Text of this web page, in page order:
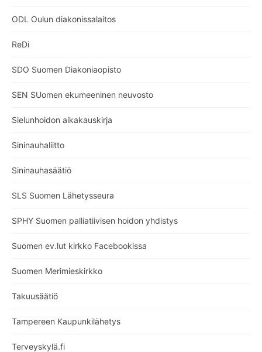
ODL Oulun diakonissalaitos
ReDi
SDO Suomen Diakoniaopisto
SEN SUomen ekumeeninen neuvosto
Sielunhoidon aikakauskirja
Sininauhaliitto
Sininauhasäätiö
SLS Suomen Lähetysseura
SPHY Suomen palliatiivisen hoidon yhdistys
Suomen ev.lut kirkko Facebookissa
Suomen Merimieskirkko
Takuusäätiö
Tampereen Kaupunkilähetys
Terveyskylä.fi